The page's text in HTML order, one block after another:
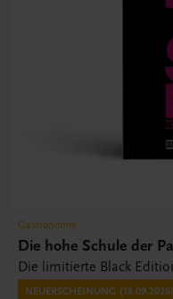
Gastronomie
Die hohe Schule der
Die limitierte Black
NEUERSCHEINUNG (18.09.2026)